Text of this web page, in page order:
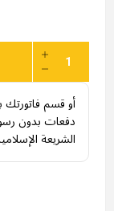
أو قسم فاتورتك
دفعات بدون
الشريعة